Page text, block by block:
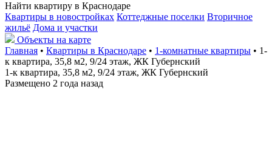
Найти квартиру в Краснодаре
Квартиры в новостройках Коттеджные поселки Вторичное
жильё Дома и участки
Объекты на карте
Главная • Квартиры в Краснодаре • 1-комнатные квартиры • 1-
к квартира, 35,8 м2, 9/24 этаж, ЖК Губернский
1-к квартира, 35,8 м2, 9/24 этаж, ЖК Губернский
Размещено 2 года назад